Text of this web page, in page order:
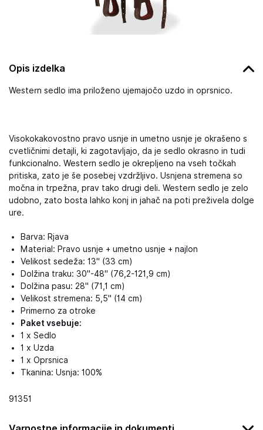
Opis izdelka
Western sedlo ima priloženo ujemajočo uzdo in oprsnico.
Visokokakovostno pravo usnje in umetno usnje je okrašeno s
cvetličnimi detajli, ki zagotavljajo, da je sedlo okrasno in tudi
funkcionalno. Western sedlo je okrepljeno na vseh točkah
pritiska, zato je še posebej vzdržljivo. Usnjena stremena so
močna in trpežna, prav tako drugi deli. Western sedlo je zelo
udobno, zato bosta lahko konj in jahač na poti preživela dolge
ure.
Barva: Rjava
Material: Pravo usnje + umetno usnje + najlon
Velikost sedeža: 13" (33 cm)
Dolžina traku: 30"-48" (76,2-121,9 cm)
Dolžina pasu: 28" (71,1 cm)
Velikost stremena: 5,5" (14 cm)
Primerno za otroke
Paket vsebuje:
1 x Sedlo
1 x Uzda
1 x Oprsnica
Tkanina: Usnja: 100%
91351